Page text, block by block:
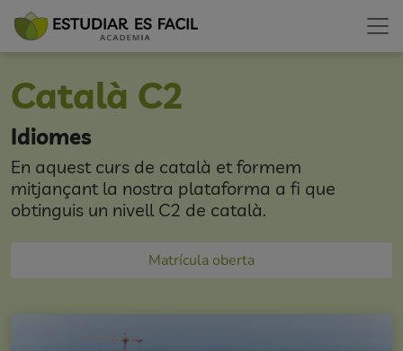
Català C2
Idiomes
En aquest curs de català et formem
mitjançant la nostra plataforma a fi que
obtinguis un nivell C2 de català.
Matrícula oberta